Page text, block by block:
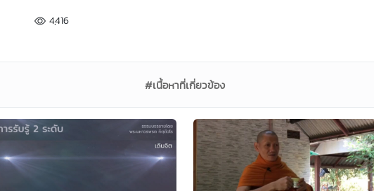
4,416
#เนื้อหาที่เกี่ยวข้อง